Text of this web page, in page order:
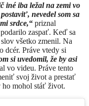
iné iba ležal na zemi vo
nevedel som sa
srdce,“ priznal
zaspať. Keď sa
všetko zmenil. Na
dcér. Práve vtedy si
si uvedomil, že by asi
vo videu. Práve tento
svoj život a prestať
ho mohol stáť život.